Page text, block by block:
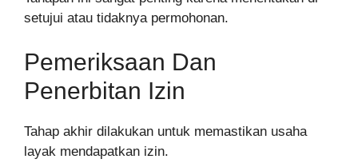
setujui atau tidaknya permohonan.
Pemeriksaan Dan
Penerbitan Izin
Tahap akhir dilakukan untuk memastikan usaha
layak mendapatkan izin.